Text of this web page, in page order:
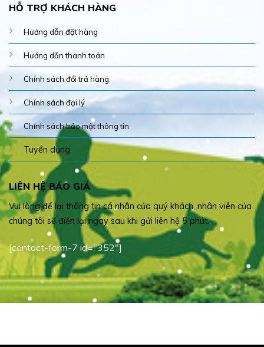
HỖ TRỢ KHÁCH HÀNG
Hướng dẫn đặt hàng
Hướng dẫn thanh toán
Chính sách đổi trả hàng
Chính sách đại lý
Chính sách bảo mật thông tin
Tuyển dụng
LIÊN HỆ BÁO GIÁ
Vui lòng để lại thông tin cá nhân của quý khách, nhân viên của
chúng tôi sẽ điện lại ngay sau khi gửi liên hệ 5 phút.
[contact-form-7 id="352"]